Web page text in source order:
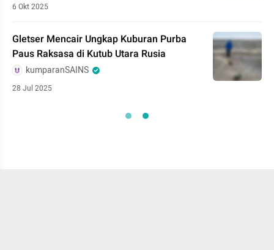
6 Okt 2025
Gletser Mencair Ungkap Kuburan Purba
Paus Raksasa di Kutub Utara Rusia
kumparanSAINS
28 Jul 2025